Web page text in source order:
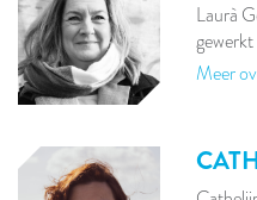
Laurà
Meer